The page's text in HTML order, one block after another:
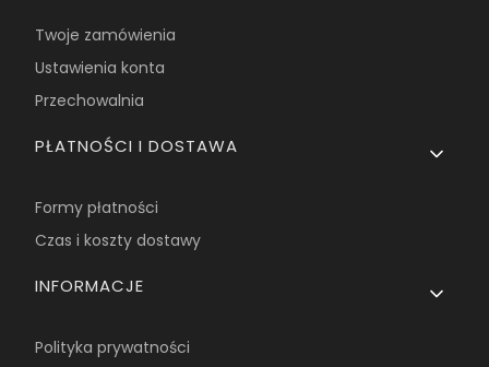
Twoje zamówienia
Ustawienia konta
Przechowalnia
PŁATNOŚCI I DOSTAWA
Formy płatności
Czas i koszty dostawy
INFORMACJE
Polityka prywatności